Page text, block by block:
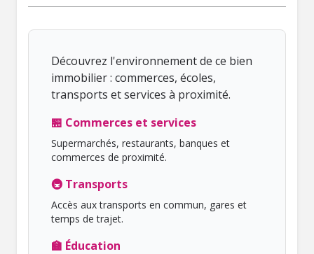
Découvrez l'environnement de ce bien
immobilier : commerces, écoles,
transports et services à proximité.
🏪 Commerces et services
Supermarchés, restaurants, banques et
commerces de proximité.
🚇 Transports
Accès aux transports en commun, gares et
temps de trajet.
🏫 Éducation